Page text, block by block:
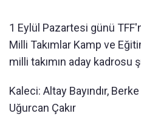
1 Eylül Pazartesi günü
Milli Takımlar Kamp ve
milli takımın aday kadrosu
Kaleci: Altay Bayındır,
Uğurcan Çakır